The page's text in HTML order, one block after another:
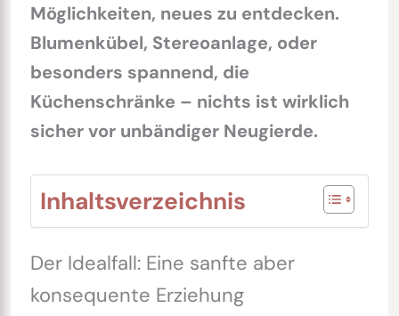
Möglichkeiten, neues zu entdecken.
Blumenkübel, Stereoanlage, oder
besonders spannend, die
Küchenschränke – nichts ist wirklich
sicher vor unbändiger Neugierde.
Inhaltsverzeichnis
Der Idealfall: Eine sanfte aber
konsequente Erziehung